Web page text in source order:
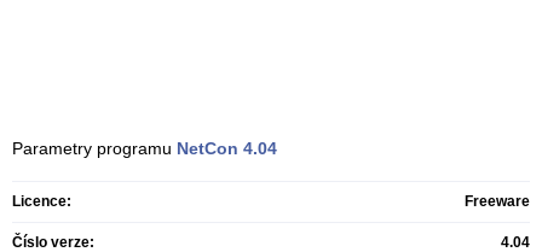
Parametry programu NetCon 4.04
Licence: Freeware
Číslo verze: 4.04